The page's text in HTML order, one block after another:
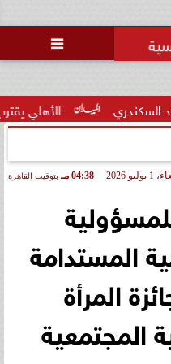

الأهلي يقترب من
2026 04:38 مـ بتوقيت القاهرة
المستدامة
المرأة
المجتمعية